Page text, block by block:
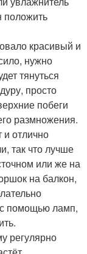
положить
красивый и
нужно
тянуться
просто
побеги
размножения.
отлично
так что лучше
или же на
на балкон,
с помощью ламп,
регулярно